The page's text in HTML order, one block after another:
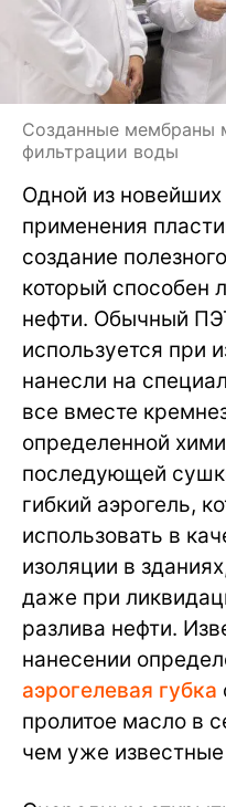
Созданные мембраны
фильтрации воды
Одной из новейших
применения
создание
который способен
нефти. Обычный
используется при
нанесли на
все вместе
определенной
последующей
гибкий аэрогель,
использовать в
изоляции в
даже при
разлива нефти.
нанесении
аэрогелевая губка
пролитое масло в
чем уже